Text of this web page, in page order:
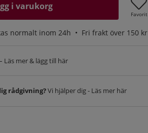
i varukorg
Favorit
normalt inom 24h • Fri frakt över 150 kr
Läs mer & lägg till här
rådgivning?Vi hjälper dig - Läs mer här